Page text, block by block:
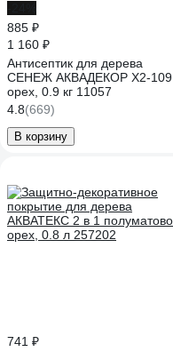
885 ₽
1 160 ₽
Антисептик для дерева
СЕНЕЖ АКВАДЕКОР Х2-109
орех, 0.9 кг 11057
4.8(669)
В корзину
741 ₽